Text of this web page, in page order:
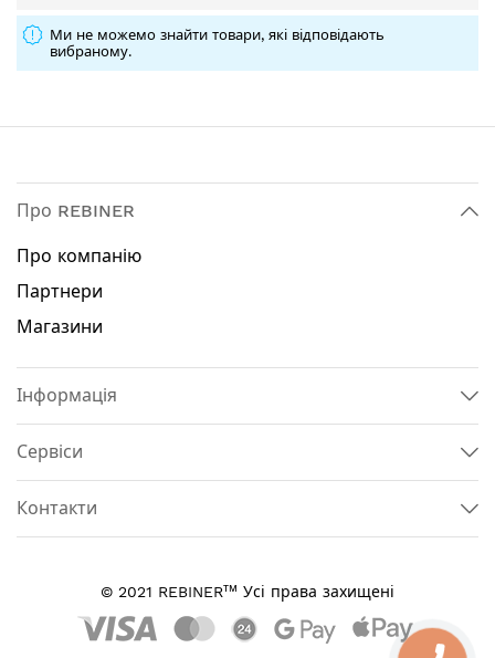
Ми не можемо знайти товари, які відповідають
вибраному.
Про REBINER
Про компанію
Партнери
Магазини
Інформація
Сервіси
Контакти
© 2021 REBINERтм Усі права захищені